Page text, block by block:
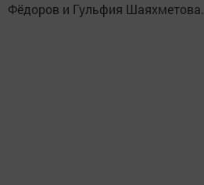
Фёдоров и Гульфия Шаяхметова.